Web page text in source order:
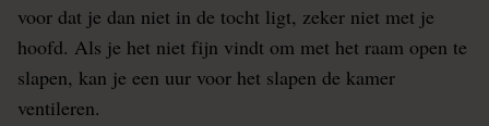
voor dat je dan niet in de tocht ligt, zeker niet met je
hoofd. Als je het niet fijn vindt om met het raam open te
slapen, kan je een uur voor het slapen de kamer
ventileren.